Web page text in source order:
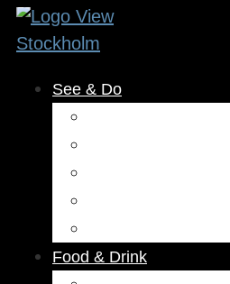
See & Do
Food & Drink